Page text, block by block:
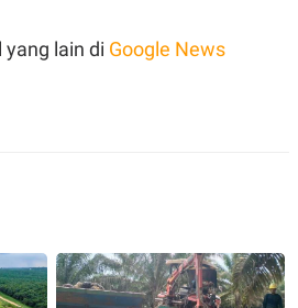
yang lain di Google News